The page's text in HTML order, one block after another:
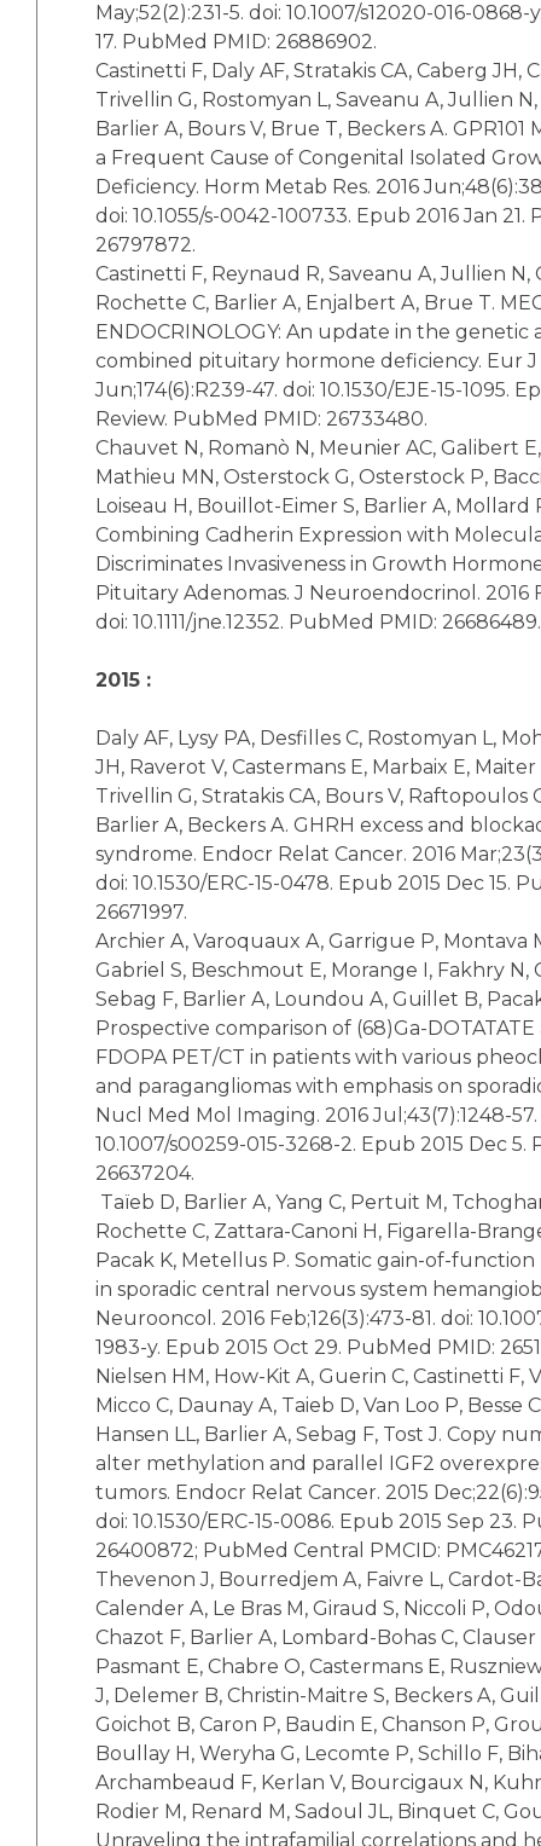
May;52(2):231-5. doi: 10.1007/s12020-016-
17. PubMed PMID: 26886902.
Castinetti F, Daly AF, Stratakis CA, Caberg JH,
Trivellin G, Rostomyan L, Saveanu A, Jullien
Barlier A, Bours V, Brue T, Beckers A.
a Frequent Cause of Congenital Isolated
Deficiency. Horm Metab Res. 2016
doi: 10.1055/s-0042-100733. Epub 2016 Jan
26797872.
Castinetti F, Reynaud R, Saveanu A, Jullien
Rochette C, Barlier A, Enjalbert A, Brue T.
ENDOCRINOLOGY: An update in the genetic
combined pituitary hormone deficiency. Eur J
Jun;174(6):R239-47. doi: 10.1530/EJE-15-1095.
Review. PubMed PMID: 26733480.
Chauvet N, Romanò N, Meunier AC, Galibert
Mathieu MN, Osterstock G, Osterstock P,
Loiseau H, Bouillot-Eimer S, Barlier A, Mollard
Combining Cadherin Expression with
Discriminates Invasiveness in Growth
Pituitary Adenomas. J Neuroendocrinol. 2016
doi: 10.1111/jne.12352. PubMed PMID: 26686489.
2015 :
Daly AF, Lysy PA, Desfilles C, Rostomyan L,
JH, Raverot V, Castermans E, Marbaix E,
Trivellin G, Stratakis CA, Bours V, Raftopoulos
Barlier A, Beckers A. GHRH excess and
syndrome. Endocr Relat Cancer. 2016
doi: 10.1530/ERC-15-0478. Epub 2015 Dec 15.
26671997.
Archier A, Varoquaux A, Garrigue P, Montava
Gabriel S, Beschmout E, Morange I, Fakhry N,
Sebag F, Barlier A, Loundou A, Guillet B,
Prospective comparison of (68)Ga-DOTATATE
FDOPA PET/CT in patients with various
and paragangliomas with emphasis on
Nucl Med Mol Imaging. 2016 Jul;43(7):1248-57.
10.1007/s00259-015-3268-2. Epub 2015 Dec 5.
26637204.
Taïeb D, Barlier A, Yang C, Pertuit M,
Rochette C, Zattara-Canoni H, Figarella-
Pacak K, Metellus P. Somatic gain-of-
in sporadic central nervous system
Neurooncol. 2016 Feb;126(3):473-81. doi:
1983-y. Epub 2015 Oct 29. PubMed PMID:
Nielsen HM, How-Kit A, Guerin C, Castinetti F,
Micco C, Daunay A, Taieb D, Van Loo P, Besse
Hansen LL, Barlier A, Sebag F, Tost J. Copy
alter methylation and parallel IGF2
tumors. Endocr Relat Cancer. 2015
doi: 10.1530/ERC-15-0086. Epub 2015 Sep 23.
26400872; PubMed Central PMCID:
Thevenon J, Bourredjem A, Faivre L, Cardot-
Calender A, Le Bras M, Giraud S, Niccoli P,
Chazot F, Barlier A, Lombard-Bohas C, Clauser
Pasmant E, Chabre O, Castermans E,
J, Delemer B, Christin-Maitre S, Beckers A,
Goichot B, Caron P, Baudin E, Chanson P,
Boullay H, Weryha G, Lecomte P, Schillo F,
Archambeaud F, Kerlan V, Bourcigaux N,
Rodier M, Renard M, Sadoul JL, Binquet C,
Unraveling the intrafamilial correlations and